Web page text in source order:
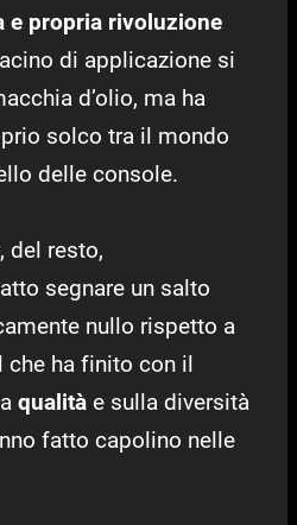
e propria rivoluzione
di applicazione si
d’olio, ma ha
solco tra il mondo
delle console.
del resto,
segnare un salto
nullo rispetto a
che ha finito con il
qualità e sulla diversità
fatto capolino nelle